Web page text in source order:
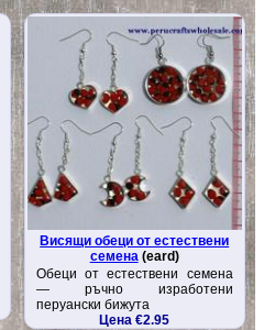
Висящи обеци от естествени
семена(eard)
Обеци от естествени семена
— ръчно изработени
перуански бижута
Цена €2.95